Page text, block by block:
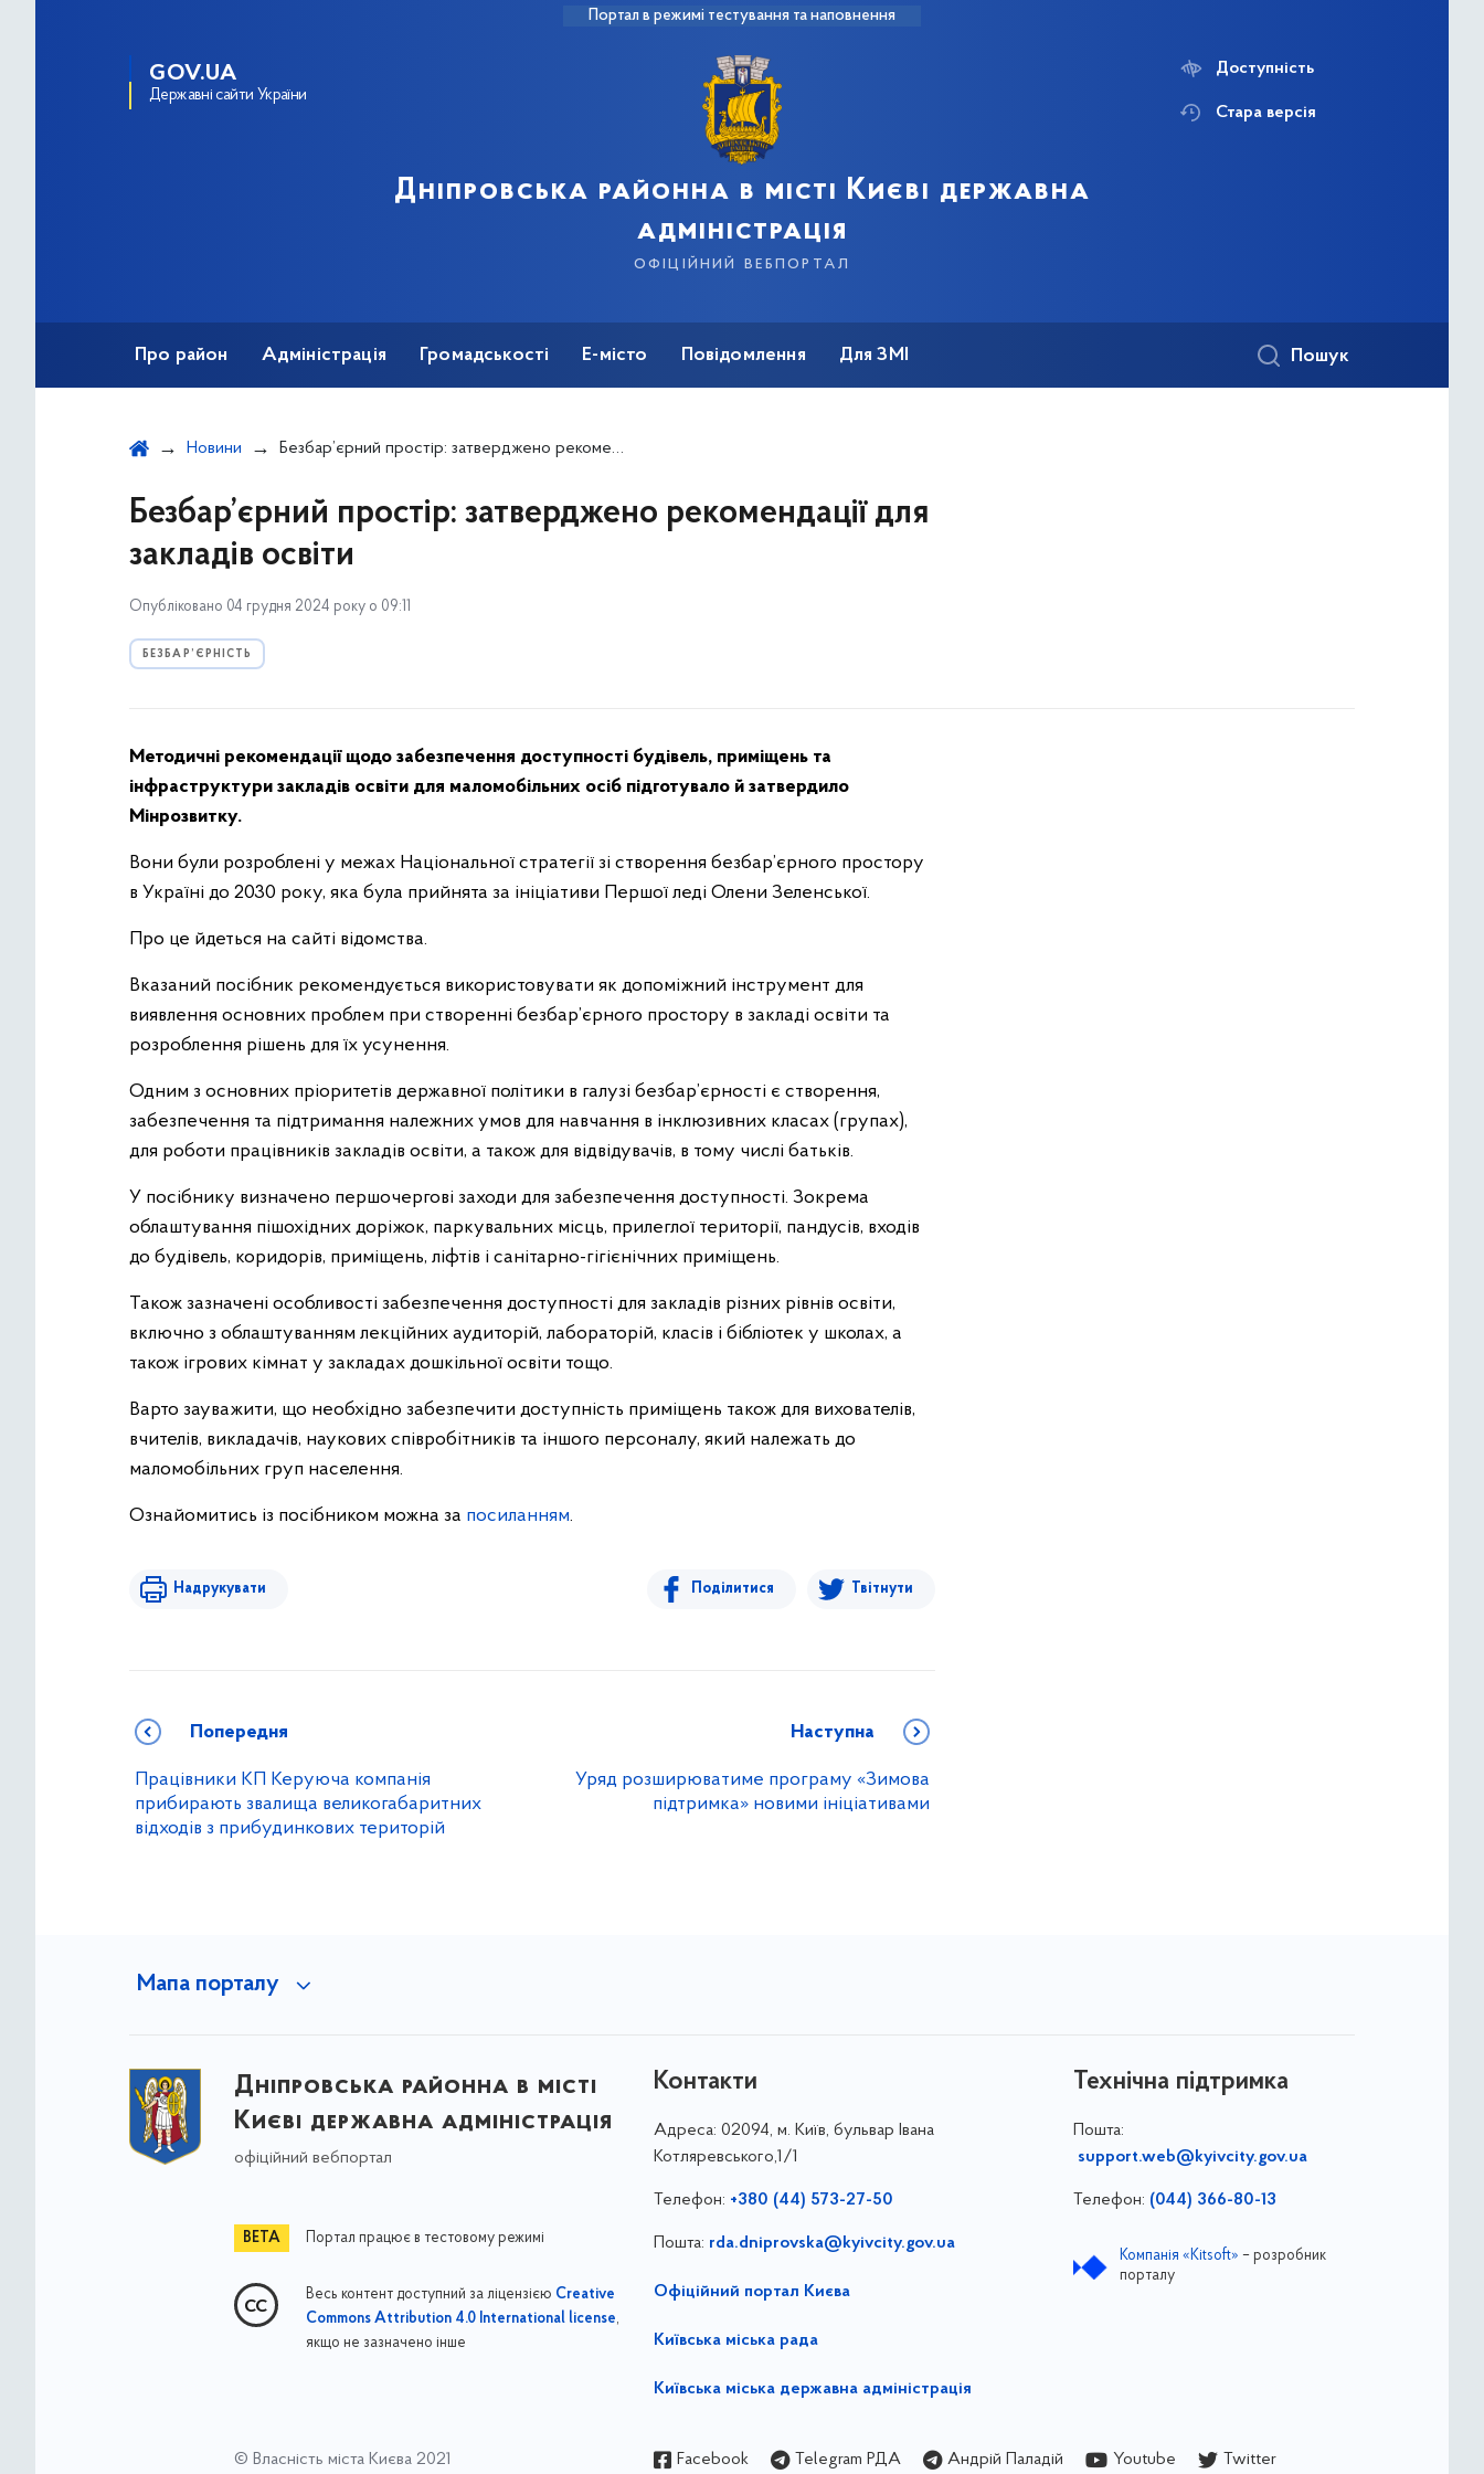
Портал в режимі тестування та наповнення
GOV.UA
Державні сайти України
Дніпровська районна в місті Києві державна
адміністрація
офіційний вебпортал
Доступність
Стара версія
Про район Адміністрація Громадськості Е-місто Повідомлення Для ЗМІ Пошук
Новини Безбар’єрний простір: затверджено рекомендації для закладів освіти
Безбар’єрний простір: затверджено рекомендації для
закладів освіти
Опубліковано 04 грудня 2024 року о 09:11
БЕЗБАР’ЄРНІСТЬ
Методичні рекомендації щодо забезпечення доступності будівель, приміщень та
інфраструктури закладів освіти для маломобільних осіб підготувало й затвердило
Мінрозвитку.
Вони були розроблені у межах Національної стратегії зі створення безбар’єрного простору
в Україні до 2030 року, яка була прийнята за ініціативи Першої леді Олени Зеленської.
Про це йдеться на сайті відомства.
Вказаний посібник рекомендується використовувати як допоміжний інструмент для
виявлення основних проблем при створенні безбар’єрного простору в закладі освіти та
розроблення рішень для їх усунення.
Одним з основних пріоритетів державної політики в галузі безбар’єрності є створення,
забезпечення та підтримання належних умов для навчання в інклюзивних класах (групах),
для роботи працівників закладів освіти, а також для відвідувачів, в тому числі батьків.
У посібнику визначено першочергові заходи для забезпечення доступності. Зокрема
облаштування пішохідних доріжок, паркувальних місць, прилеглої території, пандусів, входів
до будівель, коридорів, приміщень, ліфтів і санітарно-гігієнічних приміщень.
Також зазначені особливості забезпечення доступності для закладів різних рівнів освіти,
включно з облаштуванням лекційних аудиторій, лабораторій, класів і бібліотек у школах, а
також ігрових кімнат у закладах дошкільної освіти тощо.
Варто зауважити, що необхідно забезпечити доступність приміщень також для вихователів,
вчителів, викладачів, наукових співробітників та іншого персоналу, який належать до
маломобільних груп населення.
Ознайомитись із посібником можна за посиланням.
Надрукувати Поділитися Твітнути
Попередня
Працівники КП Керуюча компанія
прибирають звалища великогабаритних
відходів з прибудинкових територій
Наступна
Уряд розширюватиме програму «Зимова
підтримка» новими ініціативами
Мапа порталу
Дніпровська районна в місті
Києві державна адміністрація
офіційний вебпортал
Портал працює в тестовому режимі
Весь контент доступний за ліцензією Creative
Commons Attribution 4.0 International license,
якщо не зазначено інше
Контакти
Адреса: 02094, м. Київ, бульвар Івана
Котляревського,1/1
Телефон: +380 (44) 573-27-50
Пошта: rda.dniprovska@kyivcity.gov.ua
Офіційний портал Києва
Київська міська рада
Київська міська державна адміністрація
Технічна підтримка
Пошта:
support.web@kyivcity.gov.ua
Телефон: (044) 366-80-13
Компанія «Kitsoft» – розробник
порталу
© Власність міста Києва 2021 Facebook Telegram РДА Андрій Паладій Youtube Twitter